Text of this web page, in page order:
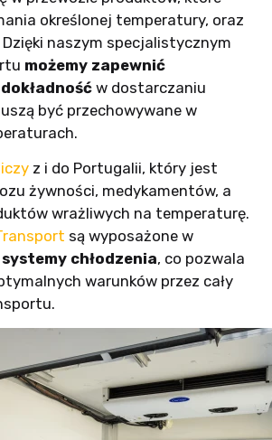
określonej temperatury, oraz
naszym specjalistycznym
możemy zapewnić
w dostarczaniu
być przechowywane w
z i do Portugalii, który jest
żywności, medykamentów, a
wrażliwych na temperaturę.
są wyposażone w
chłodzenia, co pozwala
warunków przez cały